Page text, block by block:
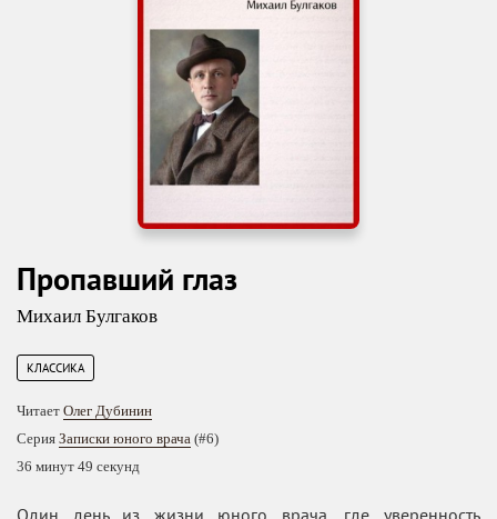
Пропавший глаз
Михаил Булгаков
КЛАССИКА
Читает Олег Дубинин
Серия Записки юного врача (#6)
36 минут 49 секунд
Один день из жизни юного врача, где уверенность